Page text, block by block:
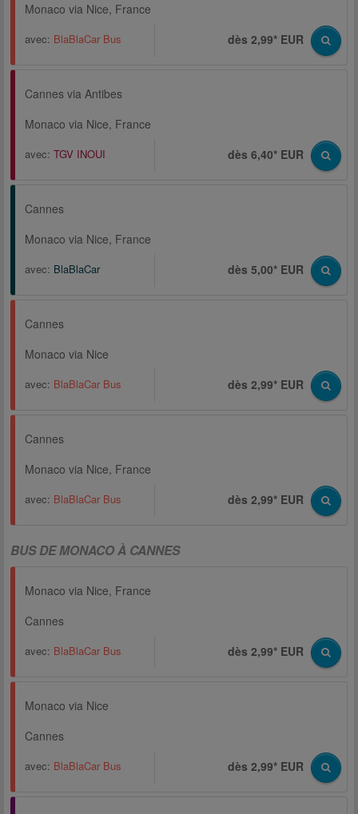
Monaco via Nice, France
avec: BlaBlaCar Bus dès 2,99* EUR
Cannes via Antibes
Monaco via Nice, France
avec: TGV INOUI dès 6,40* EUR
Cannes
Monaco via Nice, France
avec: BlaBlaCar dès 5,00* EUR
Cannes
Monaco via Nice
avec: BlaBlaCar Bus dès 2,99* EUR
Cannes
Monaco via Nice, France
avec: BlaBlaCar Bus dès 2,99* EUR
BUS DE MONACO À CANNES
Monaco via Nice, France
Cannes
avec: BlaBlaCar Bus dès 2,99* EUR
Monaco via Nice
Cannes
avec: BlaBlaCar Bus dès 2,99* EUR